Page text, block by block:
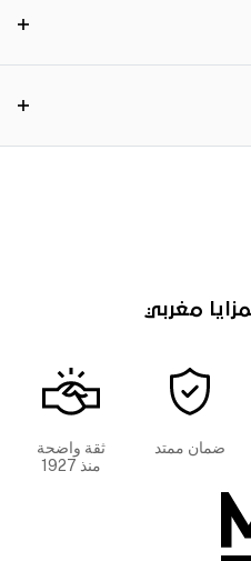
مغربي
ضمان ممتد
ثقة واضحة
منذ 1927